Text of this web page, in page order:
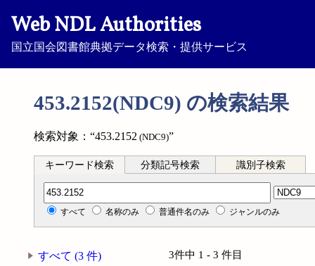
Web NDL Authorities
国立国会図書館典拠データ検索・提供サービス
453.2152(NDC9) の検索結果
検索対象：“453.2152 (NDC9)”
キーワード検索 分類記号検索 識別子検索
分類記号検索
すべて 名称のみ 普通件名のみ ジャンルのみ
すべて (3 件)
3件中 1 - 3 件目